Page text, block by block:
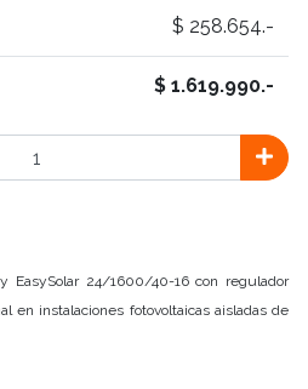
$ 258.654.-
$ 1.619.990.-
EasySolar 24/1600/40-16 con regulador
en instalaciones fotovoltaicas aisladas de